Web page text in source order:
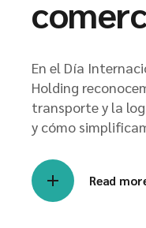
En el Día
Holding
transporte y la
y cómo
Read